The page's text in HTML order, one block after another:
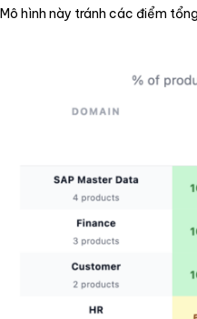
Mô hình này tránh các điểm